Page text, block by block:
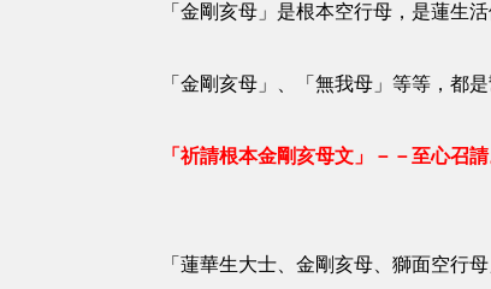
「金剛亥母」是根本空行母，是蓮生
「金剛亥母」、「無我母」等等，都
「祈請根本金剛亥母文」－－至心召
「蓮華生大士、金剛亥母、獅面空行